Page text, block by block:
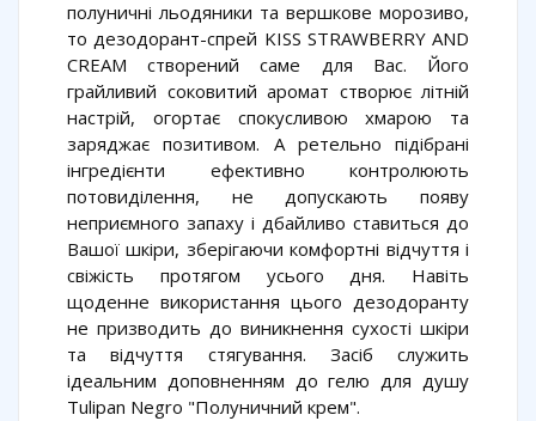
полуничні льодяники та вершкове морозиво,
то дезодорант-спрей KISS STRAWBERRY AND
CREAM створений саме для Вас. Його
грайливий соковитий аромат створює літній
настрій, огортає спокусливою хмарою та
заряджає позитивом. А ретельно підібрані
інгредієнти ефективно контролюють
потовиділення, не допускають появу
неприємного запаху і дбайливо ставиться до
Вашої шкіри, зберігаючи комфортні відчуття і
свіжість протягом усього дня. Навіть
щоденне використання цього дезодоранту
не призводить до виникнення сухості шкіри
та відчуття стягування. Засіб служить
ідеальним доповненням до гелю для душу
Tulipan Negro "Полуничний крем".